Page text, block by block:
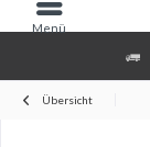
Menü
Übersicht